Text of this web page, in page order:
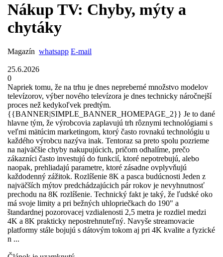
Nákup TV: Chyby, mýty a
chytáky
Magazín whatsapp E-mail
25.6.2026
0
Napriek tomu, že na trhu je dnes nepreberné množstvo modelov
televízorov, výber nového televízora je dnes technicky náročnejší
proces než kedykoľvek predtým.
{{BANNER|SIMPLE_BANNER_HOMEPAGE_2}} Je to dané
hlavne tým, že výrobcovia zaplavujú trh rôznymi technológiami s
veľmi mätúcim marketingom, ktorý často rovnakú technológiu u
každého výrobcu nazýva inak. Tentoraz sa preto spolu pozrieme
na najväčšie chyby nakupujúcich, pričom odhalíme, prečo
zákazníci často investujú do funkcií, ktoré nepotrebujú, alebo
naopak, prehliadajú parametre, ktoré zásadne ovplyvňujú
každodenný zážitok. Rozlíšenie 8K a pasca budúcnosti Jeden z
najväčších mýtov predchádzajúcich pár rokov je nevyhnutnosť
prechodu na 8K rozlíšenie. Technický fakt je taký, že ľudské oko
má svoje limity a pri bežných uhlopriečkach do 190" a
štandardnej pozorovacej vzdialenosti 2,5 metra je rozdiel medzi
4K a 8K prakticky nepostrehnuteľný. Navyše strea­movacie
platformy stále bojujú s dátovým tokom aj pri 4K kvalite a fyzické
n ...